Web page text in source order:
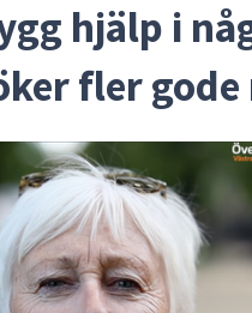
hjälp i
fler gode